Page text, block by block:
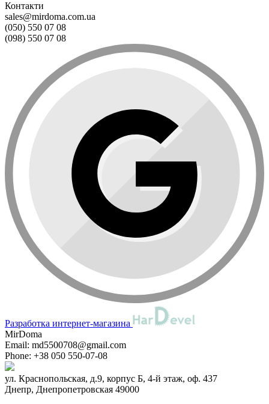
Контакти
sales@mirdoma.com.ua
(050) 550 07 08
(098) 550 07 08
Разработка интернет-магазина
MirDoma
Email: md5500708@gmail.com
Phone: +38 050 550-07-08
ул. Краснопольская, д.9, корпус Б, 4-й этаж, оф. 437
Днепр, Днепропетровская 49000